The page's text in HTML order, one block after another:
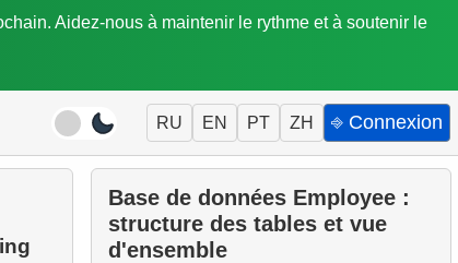
Aidez-nous à maintenir le rythme et à soutenir le
RU EN PT ZH ⎆ Connexion
Base de données Employee :
structure des tables et vue
d'ensemble